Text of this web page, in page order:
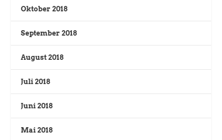
Oktober 2018
September 2018
August 2018
Juli 2018
Juni 2018
Mai 2018